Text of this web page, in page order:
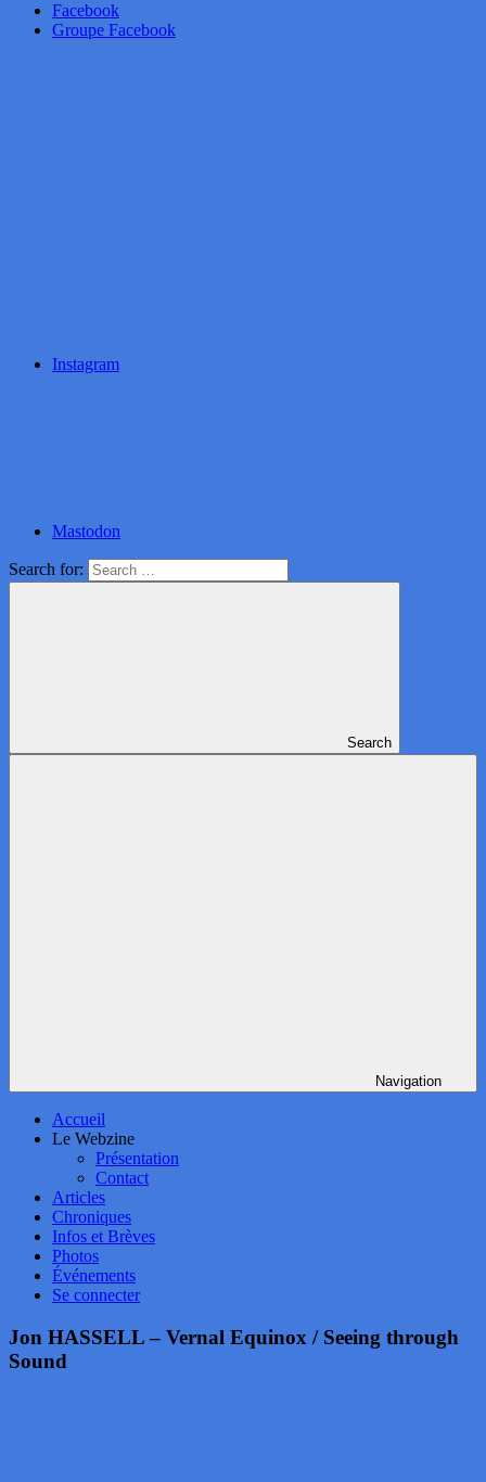
Facebook
Groupe Facebook
Instagram
Mastodon
Search for:
Search
Navigation
Accueil
Le Webzine
Présentation
Contact
Articles
Chroniques
Infos et Brèves
Photos
Événements
Se connecter
Jon HASSELL – Vernal Equinox / Seeing through
Sound